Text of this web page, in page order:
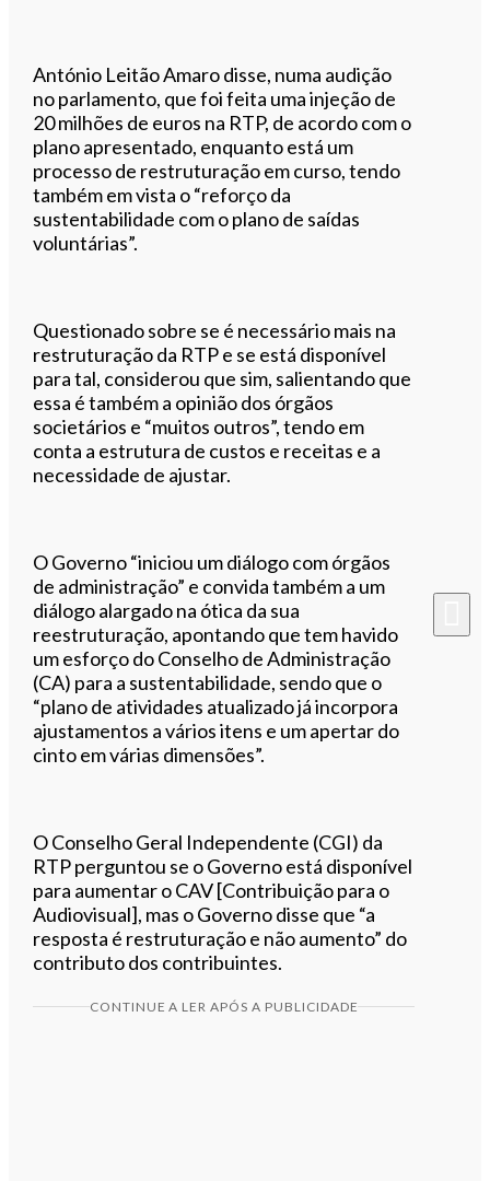
António Leitão Amaro disse, numa audição
no parlamento, que foi feita uma injeção de
20 milhões de euros na RTP, de acordo com o
plano apresentado, enquanto está um
processo de restruturação em curso, tendo
também em vista o “reforço da
sustentabilidade com o plano de saídas
voluntárias”.
Questionado sobre se é necessário mais na
restruturação da RTP e se está disponível
para tal, considerou que sim, salientando que
essa é também a opinião dos órgãos
societários e “muitos outros”, tendo em
conta a estrutura de custos e receitas e a
necessidade de ajustar.
O Governo “iniciou um diálogo com órgãos
de administração” e convida também a um
diálogo alargado na ótica da sua
reestruturação, apontando que tem havido
um esforço do Conselho de Administração
(CA) para a sustentabilidade, sendo que o
“plano de atividades atualizado já incorpora
ajustamentos a vários itens e um apertar do
cinto em várias dimensões”.
O Conselho Geral Independente (CGI) da
RTP perguntou se o Governo está disponível
para aumentar o CAV [Contribuição para o
Audiovisual], mas o Governo disse que “a
resposta é restruturação e não aumento” do
contributo dos contribuintes.
CONTINUE A LER APÓS A PUBLICIDADE